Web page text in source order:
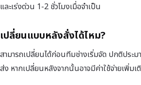
และเร่งด่วน 1-2 ชั่วโมงเมื่อจำเป็น
เปลี่ยนแบบหลังสั่งได้ไหม?
สามารถเปลี่ยนได้ก่อนทีมช่างเริ่มจัด ปกติประ
ส่ง หากเปลี่ยนหลังจากนั้นอาจมีค่าใช้จ่ายเพิ่ม